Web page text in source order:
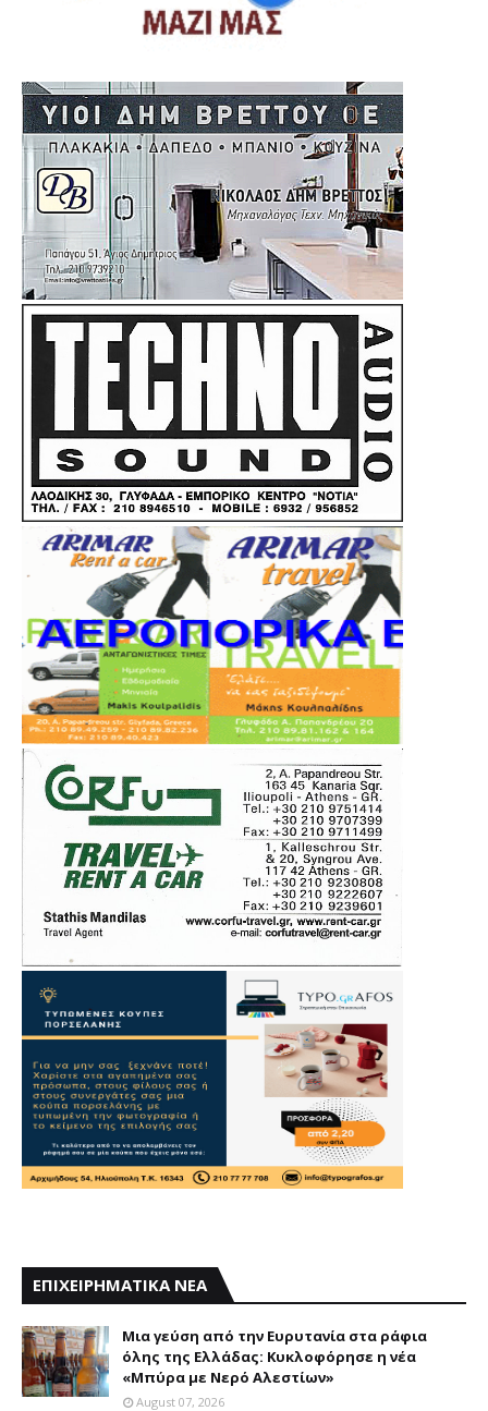
ΕΠΙΧΕΙΡΗΜΑΤΙΚΑ ΝΕΑ
Mια γεύση από την Eυρυτανία στα ράφια
όλης της Ελλάδας: Κυκλοφόρησε η νέα
«Μπύρα με Nερό Aλεστίων»
August 07, 2026